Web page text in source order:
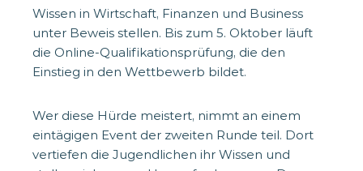
Wissen in Wirtschaft, Finanzen und Business
unter Beweis stellen. Bis zum 5. Oktober läuft
die Online-Qualifikationsprüfung, die den
Einstieg in den Wettbewerb bildet.
Wer diese Hürde meistert, nimmt an einem
eintägigen Event der zweiten Runde teil. Dort
vertiefen die Jugendlichen ihr Wissen und